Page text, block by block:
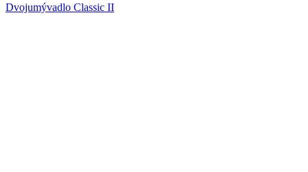
Dvojumývadlo Classic II